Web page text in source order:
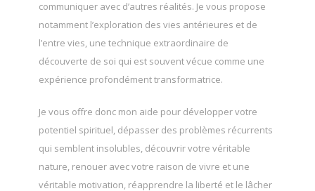
communiquer avec d’autres réalités. Je vous propose
notamment l’exploration des vies antérieures et de
l’entre vies, une technique extraordinaire de
découverte de soi qui est souvent vécue comme une
expérience profondément transformatrice.
Je vous offre donc mon aide pour développer votre
potentiel spirituel, dépasser des problèmes récurrents
qui semblent insolubles, découvrir votre véritable
nature, renouer avec votre raison de vivre et une
véritable motivation, réapprendre la liberté et le lâcher